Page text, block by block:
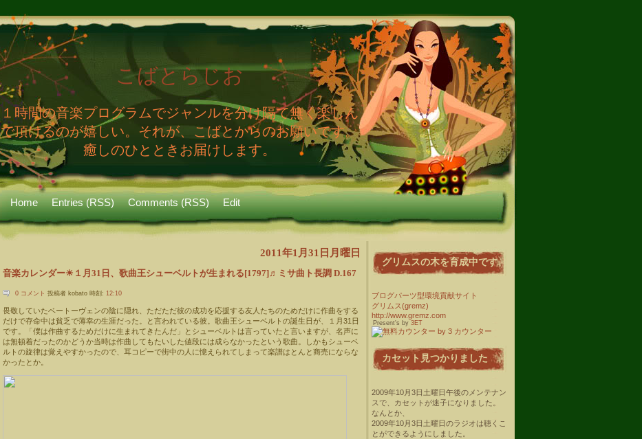
こばとらじお
１時間の音楽プログラムでジャンルを分け隔て無く楽しん
で頂けるのが嬉しい。それが、こばとからのお願いです。
癒しのひとときお届けします。
Home Entries (RSS) Comments (RSS) Edit
2011年1月31日月曜日
音楽カレンダー☀１月31日、歌曲王シューベルトが生まれる[1797]♬ミサ曲ト長調 D.167
0 コメント 投稿者 kobato 時刻: 12:10
畏敬していたベートーヴェンの陰に隠れ、ただただ彼の成功を応援する友人たちのためだけに作曲をする
だけで存命中は貧乏で薄幸の生涯だった。と言われている彼。歌曲王シューベルトの誕生日が、１月31日
です。「僕は作曲するためだけに生まれてきたんだ」とシューベルトは言っていたと言いますが、名声に
は無頓着だったのかどうか当時は作曲してもたいした値段には成らなかったという歌曲。しかもシューベ
ルトの旋律は覚えやすかったので、耳コピーで街中の人に憶えられてしまって楽譜はとんと商売にならな
かったとか。
グリムスの木を育成中です
ブログパーツ型環境貢献サイト
グリムス(gremz)
http://www.gremz.com
Present's by 3ET
カセット見つかりました
2009年10月3日土曜日午後のメンテナン
スで、カセットが迷子になりました。
なんとか、
2009年10月3日土曜日のラジオは聴くこ
とができるようにしました。